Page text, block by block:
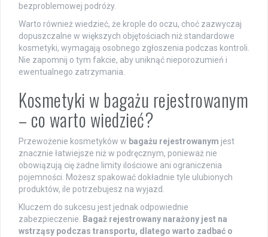
bezproblemowej podróży.
Warto również wiedzieć, że krople do oczu, choć zazwyczaj
dopuszczalne w większych objętościach niż standardowe
kosmetyki, wymagają osobnego zgłoszenia podczas kontroli.
Nie zapomnij o tym fakcie, aby uniknąć nieporozumień i
ewentualnego zatrzymania.
Kosmetyki w bagażu rejestrowanym
– co warto wiedzieć?
Przewożenie kosmetyków w bagażu rejestrowanym jest
znacznie łatwiejsze niż w podręcznym, ponieważ nie
obowiązują cię żadne limity ilościowe ani ograniczenia
pojemności. Możesz spakować dokładnie tyle ulubionych
produktów, ile potrzebujesz na wyjazd.
Kluczem do sukcesu jest jednak odpowiednie
zabezpieczenie.
Bagaż rejestrowany narażony jest na
wstrząsy podczas transportu, dlatego warto zadbać o